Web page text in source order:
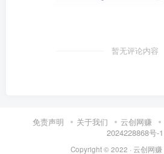
暂无评论内容
免责声明 关于我们 云创网赚
2024228868号-1
Copyright © 2022 · 云创网赚